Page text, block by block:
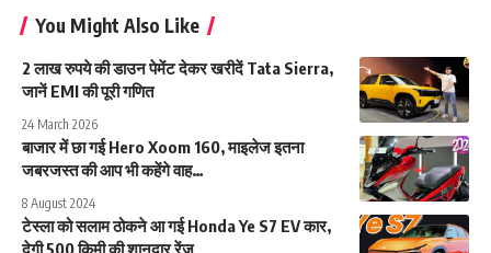
You Might Also Like
2 लाख रुपये की डाउन पेमेंट देकर खरीदें Tata Sierra,
जानें EMI की पूरी गणित
24 March 2026
बाजार में छा गई Hero Xoom 160, माइलेज इतना
जबरजस्त की आप भी कहेंगे वाह…
8 August 2024
टेस्ला को सलाम ठोकने आ गई Honda Ye S7 EV कार,